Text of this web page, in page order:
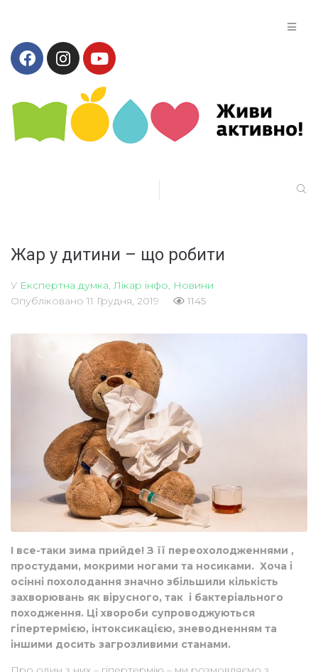
Жар у дитини – що робити
У Експертна думка Лікар інфо Новини
Опубліковано 11 Грудня, 2019 1145
І все-таки зима прийде! З її переохолодженнями ,
простудами, мокрими ногами та носиками. Хоча і
осінні похолодання значно збільшили кількість
захворювань як вірусного, так і бактеріального
походження. Ці хвороби супроводжуються
гіпертермією, інтоксикацією, зневодненням та
іншими досить загрозливими станами.